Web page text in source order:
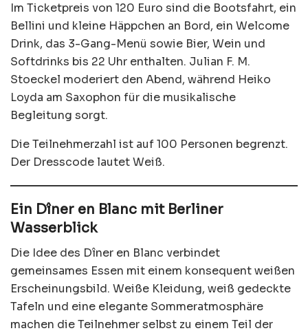
Im Ticketpreis von 120 Euro sind die Bootsfahrt, ein
Bellini und kleine Häppchen an Bord, ein Welcome
Drink, das 3-Gang-Menü sowie Bier, Wein und
Softdrinks bis 22 Uhr enthalten. Julian F. M.
Stoeckel moderiert den Abend, während Heiko
Loyda am Saxophon für die musikalische
Begleitung sorgt.
Die Teilnehmerzahl ist auf 100 Personen begrenzt.
Der Dresscode lautet Weiß.
Ein Dîner en Blanc mit Berliner
Wasserblick
Die Idee des Dîner en Blanc verbindet
gemeinsames Essen mit einem konsequent weißen
Erscheinungsbild. Weiße Kleidung, weiß gedeckte
Tafeln und eine elegante Sommeratmosphäre
machen die Teilnehmer selbst zu einem Teil der